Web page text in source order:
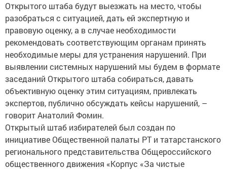
Открытого штаба будут выезжать на место, чтобы
разобраться с ситуацией, дать ей экспертную и
правовую оценку, а в случае необходимости
рекомендовать соответствующим органам принять
необходимые меры для устранения нарушений. При
выявлении системных нарушений мы будем в формате
заседаний Открытого штаба собираться, давать
объективную оценку этим ситуациям, привлекать
экспертов, публично обсуждать кейсы нарушений, –
говорит Анатолий Фомин.
Открытый штаб избирателей был создан по
инициативе Общественной палаты РТ и татарстанского
регионального представительства Общероссийского
общественного движения «Корпус «За чистые